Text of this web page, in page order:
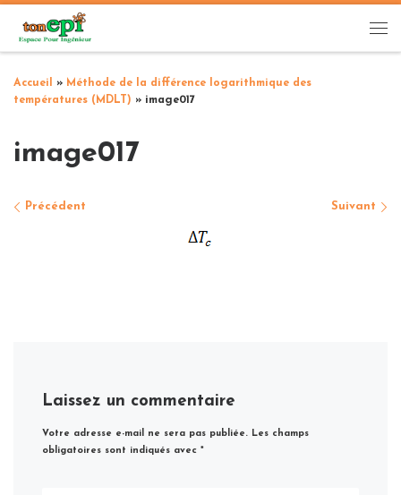
Passer au contenu
Accueil » Méthode de la différence logarithmique des
températures (MDLT) » image017
image017
Navigation des images
Précédent Suivant
Laissez un commentaire
Votre adresse e-mail ne sera pas publiée. Les champs
obligatoires sont indiqués avec*